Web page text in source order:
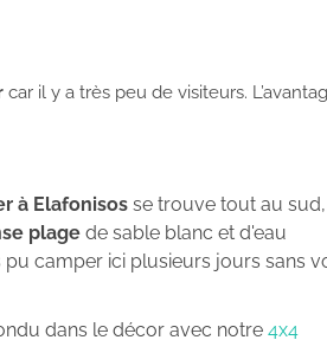
car il y a très peu de visiteurs.
à Elafonisos se trouve tout au sud,
plage de sable blanc et d'eau
camper ici plusieurs jours sans
dans le décor avec notre 4x4